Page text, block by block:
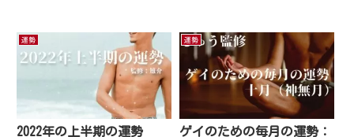
運勢
2022年の上半期の運勢
運勢
ゲイのための毎月の運勢：